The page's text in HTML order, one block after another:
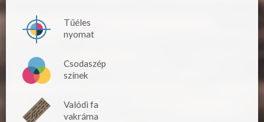
Tűéles
nyomat
Csodaszép
színek
Valódi fa
vakráma